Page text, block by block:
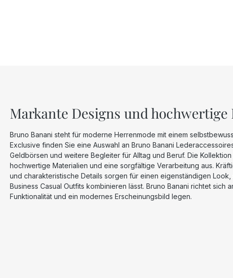
Markante Designs und hochwertige
Bruno Banani steht für moderne Herrenmode mit einem
Exclusive finden Sie eine Auswahl an Bruno Banani
Geldbörsen und weitere Begleiter für Alltag und Beruf. Die
hochwertige Materialien und eine sorgfältige Verarbeitung aus.
und charakteristische Details sorgen für einen eigenständigen
Business Casual Outfits kombinieren lässt. Bruno Banani richtet sich
Funktionalität und ein modernes Erscheinungsbild legen.